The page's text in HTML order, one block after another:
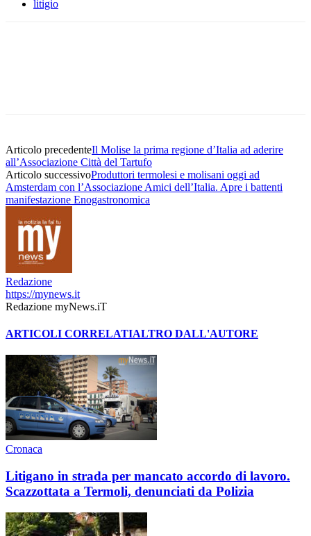
litigio
Articolo precedenteIl Molise la prima regione d’Italia ad aderire
all’Associazione Città del Tartufo
Articolo successivoProduttori termolesi e molisani oggi ad
Amsterdam con l’Associazione Amici dell’Italia. Apre i battenti
manifestazione Enogastronomica
Redazione
https://mynews.it
Redazione myNews.iT
ARTICOLI CORRELATIALTRO DALL'AUTORE
Cronaca
Litigano in strada per mancato accordo di lavoro.
Scazzottata a Termoli, denunciati da Polizia